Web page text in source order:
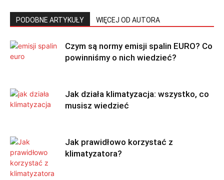
PODOBNE ARTYKUŁY WIĘCEJ OD AUTORA
Czym są normy emisji spalin EURO? Co
powinniśmy o nich wiedzieć?
Jak działa klimatyzacja: wszystko, co
musisz wiedzieć
Jak prawidłowo korzystać z
klimatyzatora?